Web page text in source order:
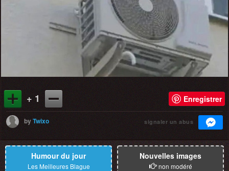
+ 1 Enregistrer
byTwixo signaler un abus
Humour du jour
Les Meilleures Blague
Nouvelles images
non modéré